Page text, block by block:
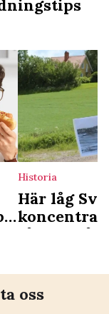
Historia
Här låg
fångar på
oss